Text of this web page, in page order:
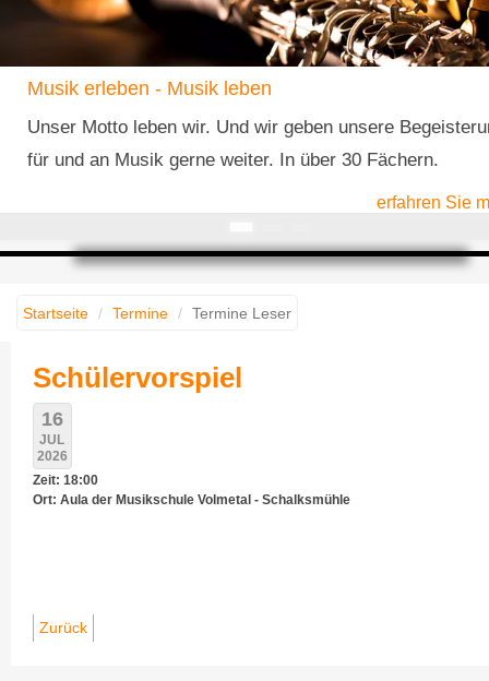
Musik erleben - Musik leben
Unser Motto leben wir. Und wir geben unsere
für und an Musik gerne weiter. In über 30 Fächern.
erfahren Sie
Startseite Termine Termine Leser
Schülervorspiel
16
JUL
2026
Zeit: 18:00
Ort: Aula der Musikschule Volmetal - Schalksmühle
Zurück